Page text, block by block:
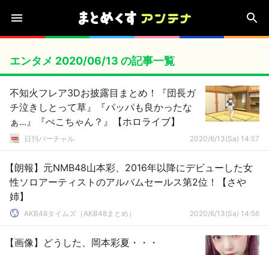
エンタメ 2020/06/13 の記事一覧
不知火フレア3Dお披露目まとめ！『団長ガ
チ泣きしとって草』『パッパも良かったな
ぁ...』『ぺこちゃん？』【ホロライブ】
日刊バーチャル 2020/6/13(Sa) 14:57
【朗報】元NMB48山本彩、2016年以降にデビューした女
性ソロアーティストのアルバムセールス第2位！【さや
姉】
AKB48タイムズ（AKB48まとめ） 2020/6/13(Sa) 14:56
【画像】どうした、岡本彩夏・・・